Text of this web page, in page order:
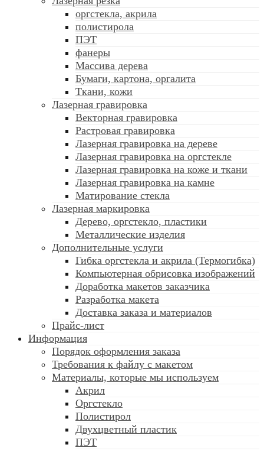
оргстекла, акрила
полистирола
ПЭТ
фанеры
Массива дерева
Бумаги, картона, оргалита
Ткани, кожи
Лазерная гравировка
Векторная гравировка
Растровая гравировка
Лазерная гравировка на дереве
Лазерная гравировка на оргстекле
Лазерная гравировка на коже и ткани
Лазерная гравировка на камне
Матирование стекла
Лазерная маркировка
Дерево, оргстекло, пластики
Металлические изделия
Дополнительные услуги
Гибка оргстекла и акрила (Термогибка)
Компьютерная обрисовка изображений
Доработка макетов заказчика
Разработка макета
Доставка заказа и материалов
Прайс-лист
Информация
Порядок оформления заказа
Требования к файлу c макетом
Материалы, которые мы используем
Акрил
Оргстекло
Полистирол
Двухцветный пластик
ПЭТ